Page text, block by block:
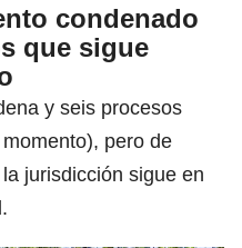
condenado
que sigue
y seis procesos
pero de
jurisdicción sigue en